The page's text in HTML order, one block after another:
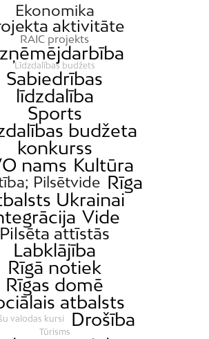
Ekonomika
aktivitāte
RAIC projekts
Līdzdalības budžets
Sabiedrības
līdzdalība
Sports
budžeta
konkurss
nams Kultūra
Pilsētvide Rīga
Ukrainai
Vide
Pilsēta attīstās
Labklājība
Rīgā notiek
Rīgas domē
atbalsts
valodas kursi Drošība
Tūrisms